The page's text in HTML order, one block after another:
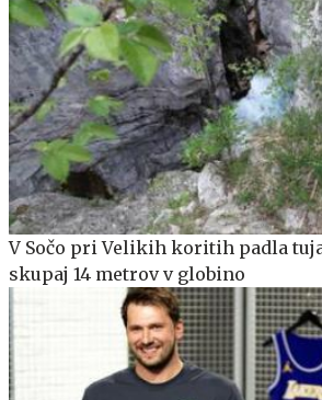
V Sočo pri Velikih koritih padla
skupaj 14 metrov v globino